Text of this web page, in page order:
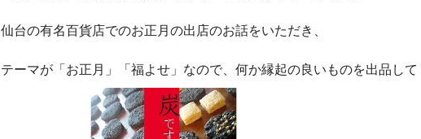
仙台の有名百貨店でのお正月の出店のお話をいただき、
テーマが「お正月」「福よせ」なので、何か縁起の良いものを出品し